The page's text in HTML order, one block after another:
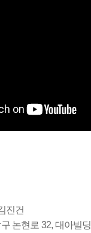
진건
논현로 32, 대아빌딩